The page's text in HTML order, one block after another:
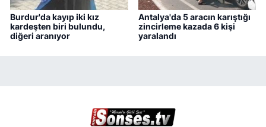
Burdur'da kayıp iki kız
kardeşten biri bulundu,
diğeri aranıyor
Antalya'da 5 aracın karıştığı
zincirleme kazada 6 kişi
yaralandı